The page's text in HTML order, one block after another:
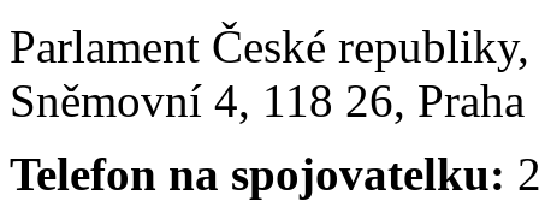
Parlament České
Sněmovní 4, 118 26,
Telefon na spojovatelku: